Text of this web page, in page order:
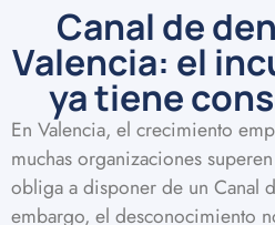
Canal de
Valencia: el
ya tiene
En Valencia, el crecimiento
muchas organizaciones
obliga a disponer de un Canal
embargo, el desconocimiento